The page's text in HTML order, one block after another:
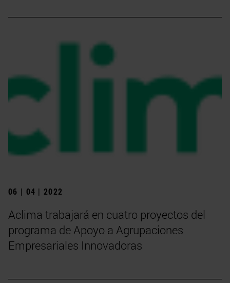
06 | 04 | 2022
Aclima trabajará en cuatro proyectos del
programa de Apoyo a Agrupaciones
Empresariales Innovadoras